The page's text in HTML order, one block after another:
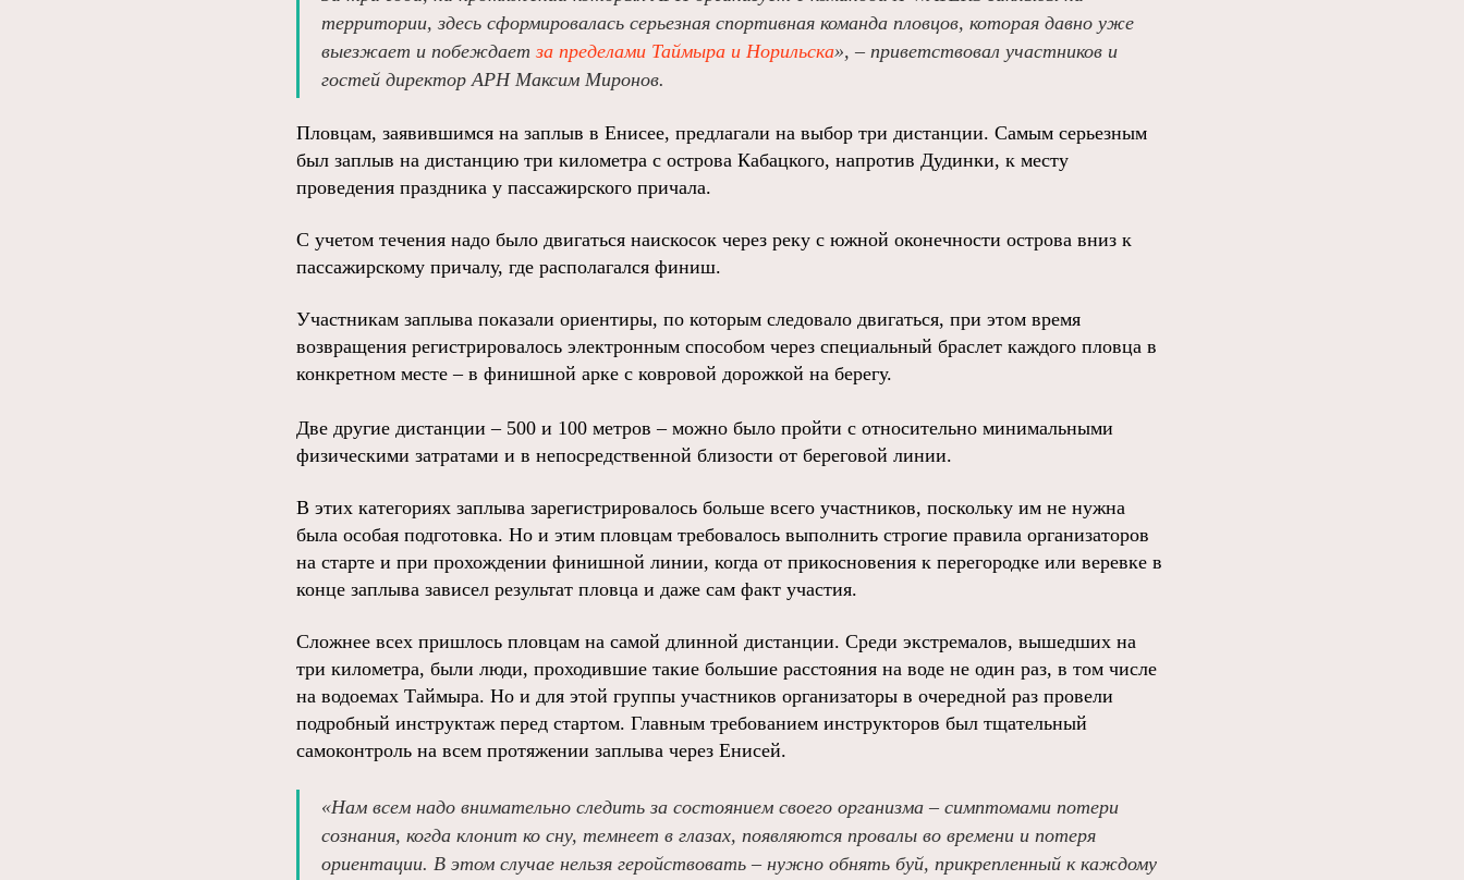
территории, здесь сформировалась серьезная спортивная команда пловцов, которая давно уже
выезжает и побеждает за пределами Таймыра и Норильска», – приветствовал участников и
гостей директор АРН Максим Миронов.
Пловцам, заявившимся на заплыв в Енисее, предлагали на выбор три дистанции. Самым серьезным
был заплыв на дистанцию три километра с острова Кабацкого, напротив Дудинки, к месту
проведения праздника у пассажирского причала.
С учетом течения надо было двигаться наискосок через реку с южной оконечности острова вниз к
пассажирскому причалу, где располагался финиш.
Участникам заплыва показали ориентиры, по которым следовало двигаться, при этом время
возвращения регистрировалось электронным способом через специальный браслет каждого пловца в
конкретном месте – в финишной арке с ковровой дорожкой на берегу.
Две другие дистанции – 500 и 100 метров – можно было пройти с относительно минимальными
физическими затратами и в непосредственной близости от береговой линии.
В этих категориях заплыва зарегистрировалось больше всего участников, поскольку им не нужна
была особая подготовка. Но и этим пловцам требовалось выполнить строгие правила организаторов
на старте и при прохождении финишной линии, когда от прикосновения к перегородке или веревке в
конце заплыва зависел результат пловца и даже сам факт участия.
Сложнее всех пришлось пловцам на самой длинной дистанции. Среди экстремалов, вышедших на
три километра, были люди, проходившие такие большие расстояния на воде не один раз, в том числе
на водоемах Таймыра. Но и для этой группы участников организаторы в очередной раз провели
подробный инструктаж перед стартом. Главным требованием инструкторов был тщательный
самоконтроль на всем протяжении заплыва через Енисей.
«Нам всем надо внимательно следить за состоянием своего организма – симптомами потери
сознания, когда клонит ко сну, темнеет в глазах, появляются провалы во времени и потеря
ориентации. В этом случае нельзя геройствовать – нужно обнять буй, прикрепленный к каждому